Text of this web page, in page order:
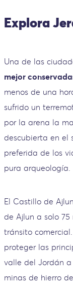
Explora
Una de las
mejor
menos de una
sufrido un
por la arena la
descubierta en el
preferida de los
pura arqueología.
El Castillo de
de Ajlun a solo
tránsito
proteger las
valle del Jordán
minas de hierro